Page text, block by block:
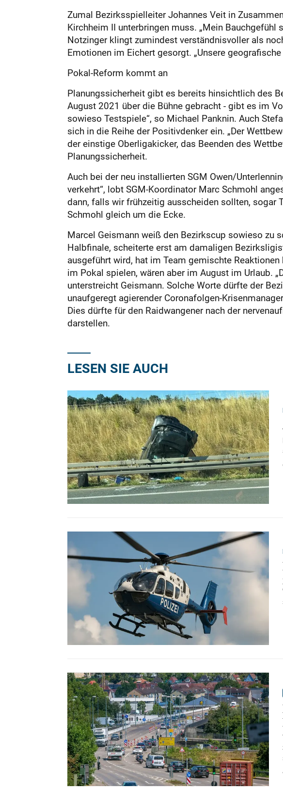
Zumal Bezirksspielleiter Johannes Veit in
Kirchheim II unterbringen muss. „Mein Bauchgefühl
Notzinger klingt zumindest verständnisvoller als
Emotionen im Eichert gesorgt. „Unsere
Pokal-Reform kommt an
Planungssicherheit gibt es bereits hinsichtlich des
August 2021 über die Bühne gebracht - gibt es im
sowieso Testspiele“, so Michael Panknin. Auch
sich in die Reihe der Positivdenker ein. „Der
der einstige Oberligakicker, das Beenden des
Planungssicherheit.
Auch bei der neu installierten SGM Owen/
verkehrt“, lobt SGM-Koordinator Marc Schmohl
dann, falls wir frühzeitig ausscheiden sollten, sogar
Schmohl gleich um die Ecke.
Marcel Geismann weiß den Bezirkscup sowieso zu
Halbfinale, scheiterte erst am damaligen
ausgeführt wird, hat im Team gemischte
im Pokal spielen, wären aber im August im Urlaub.
unterstreicht Geismann. Solche Worte dürfte der
unaufgeregt agierender Coronafolgen-
Dies dürfte für den Raidwangener nach der
darstellen.
LESEN SIE AUCH